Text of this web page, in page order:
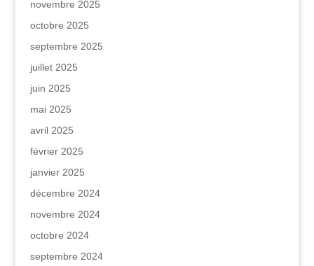
novembre 2025
octobre 2025
septembre 2025
juillet 2025
juin 2025
mai 2025
avril 2025
février 2025
janvier 2025
décembre 2024
novembre 2024
octobre 2024
septembre 2024